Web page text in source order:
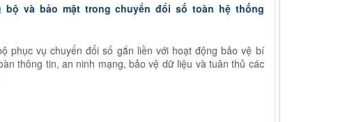
bộ và bảo mật trong chuyển đổi số toàn hệ thống
phục vụ chuyển đổi số gắn liền với hoạt động bảo vệ bí
thông tin, an ninh mạng, bảo vệ dữ liệu và tuân thủ các